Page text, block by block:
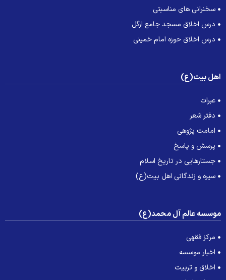
سخنرانی های مناسبتی
درس اخلاق مسجد جامع ازگل
درس اخلاق حوزه امام خمینی
بیت(ع)
عبرات
دفتر شعر
امامت پژوهی
پرسش و پاسخ
جستارهایی در تاریخ اسلام
سیره و زندگانی اهل بیت(ع)
عالم آل محمد(ع)
مرکز فقهی
اخبار موسسه
اخلاق و تربیت